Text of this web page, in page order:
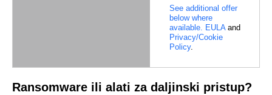
See additional offer
below where
available. EULAand
Privacy/Cookie
Policy.
Ransomware ili alati za daljinski pristup?